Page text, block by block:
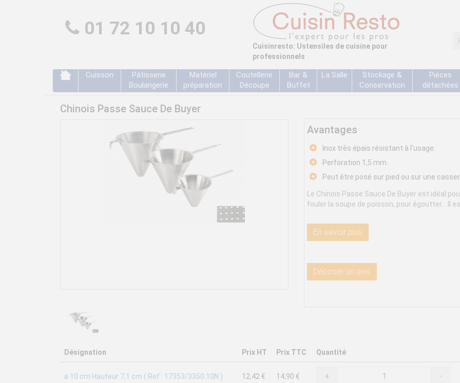
01 72 10 10 40
Cuisinresto: Ustensiles de cuisine pour
professionnels
Cuisson
Pâtisserie
Boulangerie
Matériel
préparation
Coutellerie
Découpe
Bar &
Buffet
La Salle
Stockage &
Conservation
Pièces
détachées
Chinois Passe Sauce De Buyer
Avantages
Inox très épais résistant à l'usage.
Perforation 1,5 mm.
Peut être posé sur pied ou sur une
Le Chinois Passe Sauce De Buyer est idéal
fouler la soupe de poisson, pour égoutter… Il
En savoir plus
Déposer un avis
Désignation Prix HT Prix TTC Quantité
ø 10 cm Hauteur 7,1 cm ( Ref : 17353/3350.10N ) 12,42 € 14,90 € + -